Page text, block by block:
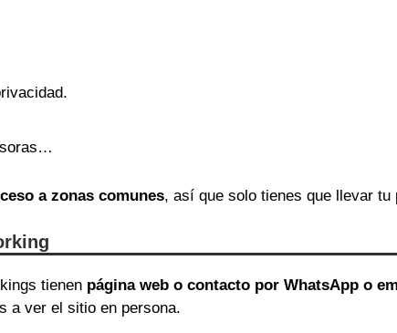
a zonas comunes, así que solo tienes que llevar tu
tienen página web o contacto por WhatsApp o
a ver el sitio en persona.